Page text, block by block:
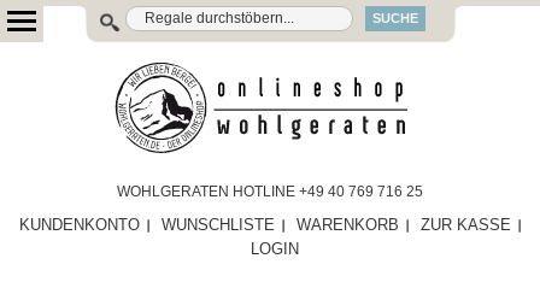
SUCHE
WOHLGERATEN HOTLINE +49 40 769 716 25
KUNDENKONTO WUNSCHLISTE WARENKORB
ZUR KASSE
LOGIN